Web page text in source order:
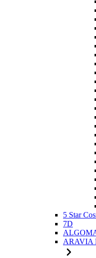
5 Star
7D
ARAVIA